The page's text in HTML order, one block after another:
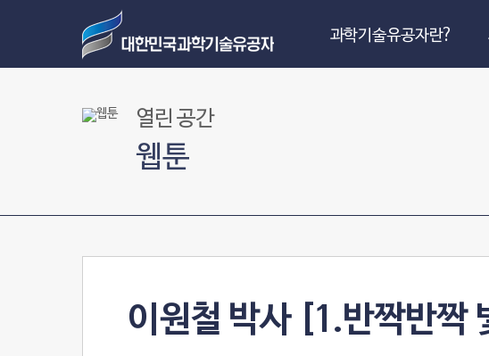
과학기술유공자란?
열린 공간
웹툰
이원철 박사 [1.반짝반짝